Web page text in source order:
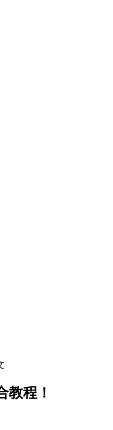
教程！